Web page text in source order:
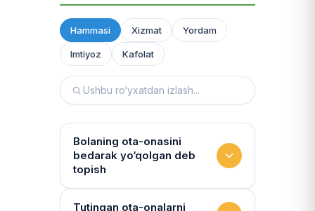
Hammasi Xizmat Yordam
Imtiyoz Kafolat
Bolaning ota-onasini
bedarak yo‘qolgan deb
topish
Hujjatlarni tiklash xizmati
Tutingan ota-onalarni